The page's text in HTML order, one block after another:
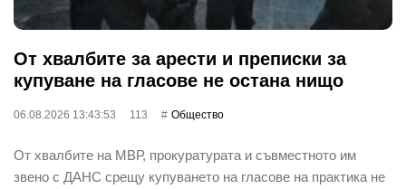
От хвалбите за арести и преписки за
купуване на гласове не остана нищо
06.08.2026 13:43:53 113 Общество
От хвалбите на МВР, прокуратурата и съвместното им
звено с ДАНС срещу купуването на гласове на практика не